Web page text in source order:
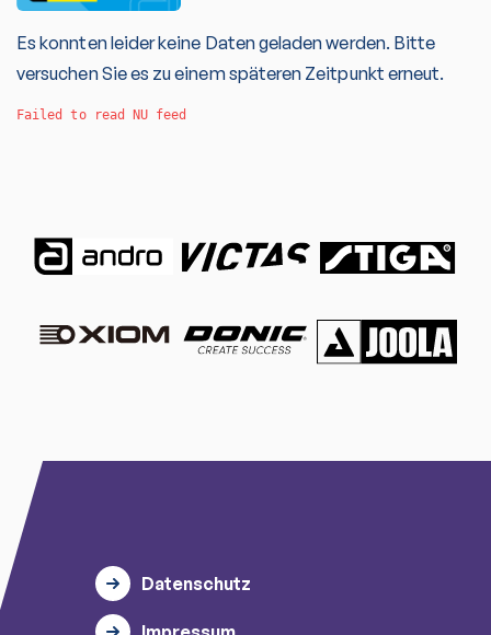
Es konnten leider keine Daten geladen werden. Bitte
versuchen Sie es zu einem späteren Zeitpunkt erneut.
Failed to read NU feed
Datenschutz